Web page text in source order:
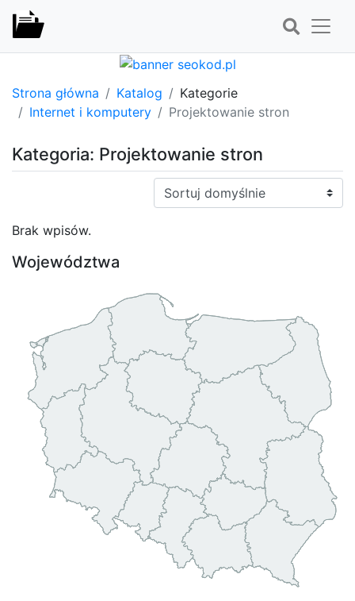
Strona główna Katalog
Kategorie
Internet i komputery
Projektowanie stron
Kategoria: Projektowanie stron
Sortuj:
Brak wpisów.
Województwa